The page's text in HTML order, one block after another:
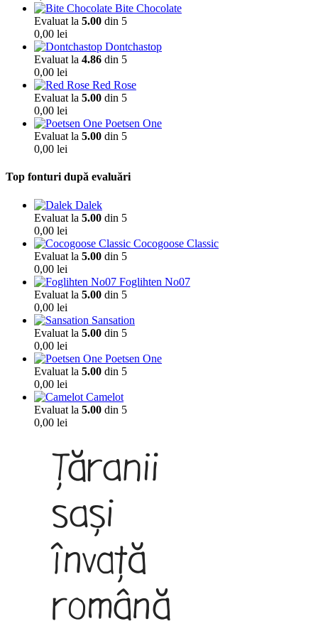
Bite Chocolate
Evaluat la 5.00 din 5
0,00 lei
Dontchastop
Evaluat la 4.86 din 5
0,00 lei
Red Rose
Evaluat la 5.00 din 5
0,00 lei
Poetsen One
Evaluat la 5.00 din 5
0,00 lei
Top fonturi după evaluări
Dalek
Evaluat la 5.00 din 5
0,00 lei
Cocogoose Classic
Evaluat la 5.00 din 5
0,00 lei
Foglihten No07
Evaluat la 5.00 din 5
0,00 lei
Sansation
Evaluat la 5.00 din 5
0,00 lei
Poetsen One
Evaluat la 5.00 din 5
0,00 lei
Camelot
Evaluat la 5.00 din 5
0,00 lei